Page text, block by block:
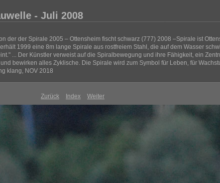
- Juli 2008
der der Spirale 2005 – Ottensheim fischt schwarz (777) 2008 –Spirale ist
1999 eine 8m lange Spirale aus rostfreiem Stahl, die auf dem Wasser
... Der Künstler verweist auf die Spiralbewegung und ihre Fähigkeit, ein
bewirken alles Zyklische. Die Spirale wird zum Symbol für Leben, für
klang, NOV 2018
Zurück Index Weiter